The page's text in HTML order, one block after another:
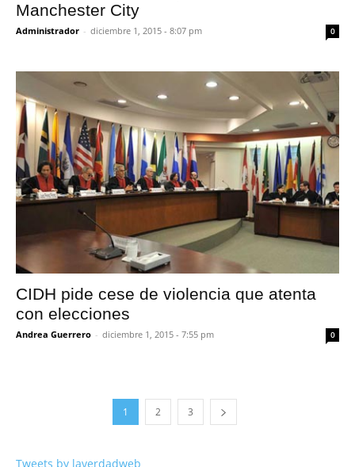
Manchester City
Administrador - diciembre 1, 2015 - 8:07 pm 0
CIDH pide cese de violencia que atenta
con elecciones
Andrea Guerrero - diciembre 1, 2015 - 7:55 pm 0
1 2 3
Tweets by laverdadweb